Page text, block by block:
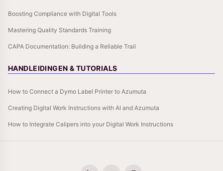
Boosting Compliance with Digital Tools
Mastering Quality Standards Training
CAPA Documentation: Building a Reliable Trail
HANDLEIDINGEN & TUTORIALS
How to Connect a Dymo Label Printer to Azumuta
Creating Digital Work Instructions with AI and Azumuta
How to Integrate Calipers into your Digital Work Instructions